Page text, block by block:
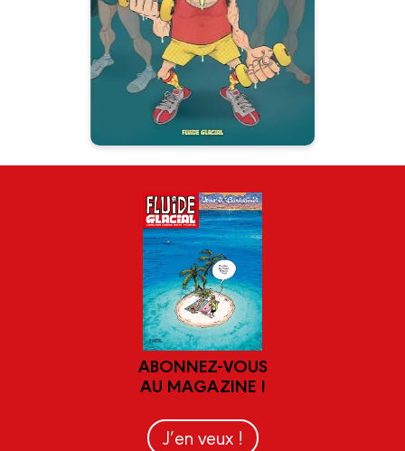
aux jeunes gars, il faut manger
léger, pratiquer la muscu,
appliquer des lotions, et surtout
ne pas perdre espoir.
ABONNEZ-VOUS
AU MAGAZINE !
J’en veux !